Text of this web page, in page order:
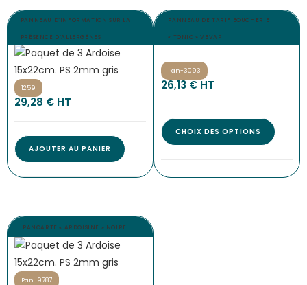
PANNEAU D’INFORMATION SUR LA
PRÉSENCE D’ALLERGÈNES
1259
29,28 € HT
AJOUTER AU PANIER
PANNEAU DE TARIF BOUCHERIE
« TONIO » VBVAP
Pan-3093
26,13€ HT
CHOIX DES OPTIONS
PANCARTE « ARDOISINE » NOIRE
Pan-9787